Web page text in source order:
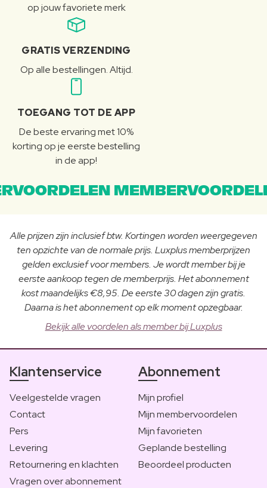
op jouw favoriete merk
GRATIS VERZENDING
Op alle bestellingen. Altijd.
TOEGANG TOT DE APP
De beste ervaring met 10%
korting op je eerste bestelling
in de app!
Alle prijzen zijn inclusief btw. Kortingen worden weergegeven
ten opzichte van de normale prijs. Luxplus memberprijzen
gelden exclusief voor members. Je wordt member bij je
eerste aankoop tegen de memberprijs. Het abonnement
kost maandelijks €8,95. De eerste 30 dagen zijn gratis.
Daarna is het abonnement op elk moment opzegbaar.
Bekijk alle voordelen als member bij Luxplus
Klantenservice
Veelgestelde vragen
Contact
Pers
Levering
Retournering en klachten
Vragen over abonnement
Abonnement
Mijn profiel
Mijn membervoordelen
Mijn favorieten
Geplande bestelling
Beoordeel producten